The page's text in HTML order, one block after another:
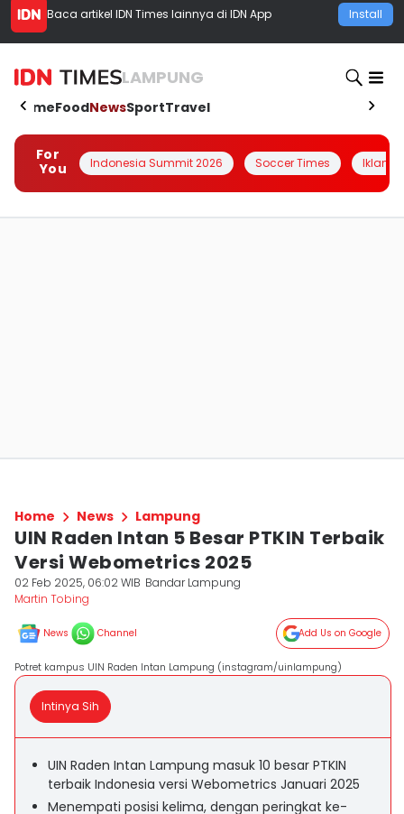
Baca artikel IDN Times lainnya di IDN App Install
LAMPUNG
HomeFoodNewsSportTravel
For
You
Indonesia Summit 2026 Soccer Times Iklanin
Home News Lampung
UIN Raden Intan 5 Besar PTKIN Terbaik
Versi Webometrics 2025
02 Feb 2025, 06:02 WIB Bandar Lampung
Martin Tobing
News Channel Add Us on Google
Potret kampus UIN Raden Intan Lampung (instagram/uinlampung)
Intinya Sih
UIN Raden Intan Lampung masuk 10 besar PTKIN
terbaik Indonesia versi Webometrics Januari 2025
Menempati posisi kelima, dengan peringkat ke-